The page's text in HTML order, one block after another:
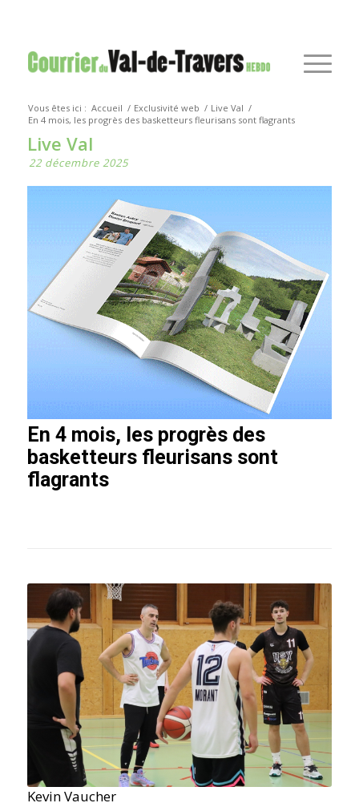
Vous êtes ici : Accueil / Exclusivité web / Live Val /
En 4 mois, les progrès des basketteurs fleurisans sont flagrants
Live Val
22 décembre 2025
En 4 mois, les progrès des
basketteurs fleurisans sont
flagrants
Kevin Vaucher